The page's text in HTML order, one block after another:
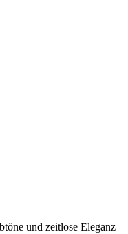
und zeitlose Eleganz